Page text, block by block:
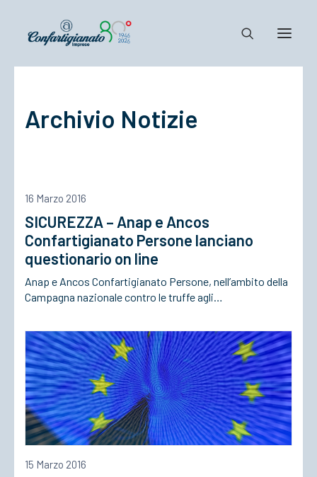
Confartigianato
Cosa Facciamo
Associarsi
ACCEDI
Archivio Notizie
16 Marzo 2016
SICUREZZA – Anap e Ancos
Confartigianato Persone lanciano
questionario on line
Anap e Ancos Confartigianato Persone, nell’ambito della
Campagna nazionale contro le truffe agli…
15 Marzo 2016